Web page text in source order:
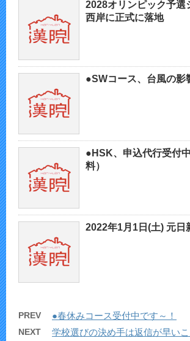
2028オリンピック予選
西岸に正式に落地
●SWコース、台風の影
●HSK、申込代行受付
料）
2022年1月1日(土) 元日
PREV ●春休みコース受付中です～！
NEXT 学校選びの決め手は返信が早い